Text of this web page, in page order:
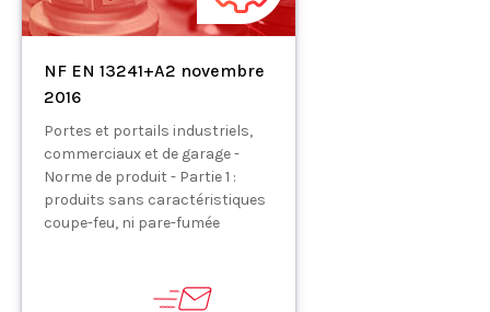
NF EN 13241+A2 novembre
2016
Portes et portails industriels,
commerciaux et de garage -
Norme de produit - Partie 1 :
produits sans caractéristiques
coupe-feu, ni pare-fumée